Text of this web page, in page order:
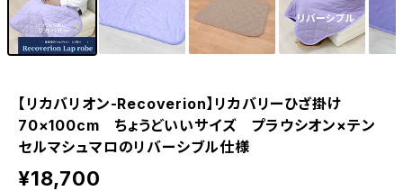
【リカバリオン-Recoverion】リカバリーひざ掛け
70×100cm ちょうどいいサイズ プラウシオン×テン
セルマシュマロのリバーシブル仕様
¥18,700